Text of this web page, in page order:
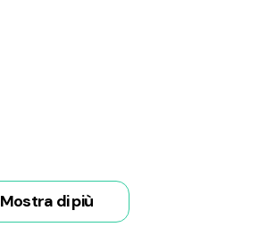
Mostra di più